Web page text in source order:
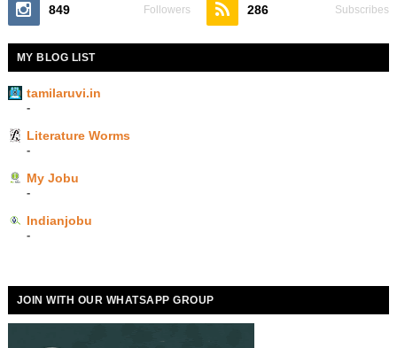
849 Followers 286 Subscribes
MY BLOG LIST
tamilaruvi.in
-
Literature Worms
-
My Jobu
-
Indianjobu
-
JOIN WITH OUR WHATSAPP GROUP